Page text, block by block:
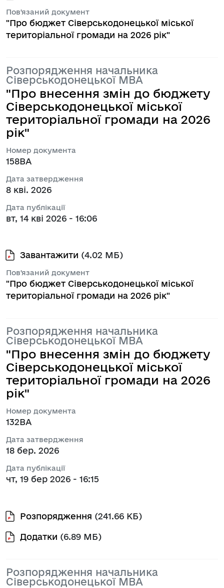
Пов'язаний документ
"Про бюджет Сіверськодонецької міської
територіальної громади на 2026 рік"
Розпорядження начальника
Сіверськодонецької МВА
"Про внесення змін до бюджету
Сіверськодонецької міської
територіальної громади на 2026
рік"
Номер документа
158ВА
Дата затвердження
8 кві. 2026
Дата публікації
вт, 14 кві 2026 - 16:06
Завантажити (4.02 МБ)
Пов'язаний документ
"Про бюджет Сіверськодонецької міської
територіальної громади на 2026 рік"
Розпорядження начальника
Сіверськодонецької МВА
"Про внесення змін до бюджету
Сіверськодонецької міської
територіальної громади на 2026
рік"
Номер документа
132ВА
Дата затвердження
18 бер. 2026
Дата публікації
чт, 19 бер 2026 - 16:15
Розпорядження (241.66 КБ)
Додатки (6.89 МБ)
Розпорядження начальника
Сіверськодонецької МВА